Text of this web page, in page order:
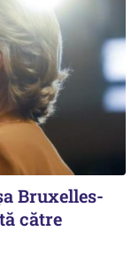
Bruxelles-
către